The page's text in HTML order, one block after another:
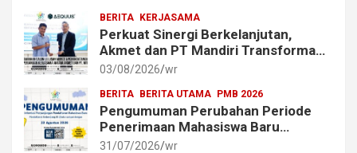
BERITA KERJASAMA
Perkuat Sinergi Berkelanjutan,
Akmet dan PT Mandiri Transforma
Global (MTG) Resmi Perpanjang
03/08/2026 wr
BERITA BERITA UTAMA PMB 2026
Pengumuman Perubahan Periode
Penerimaan Mahasiswa Baru
Akademi Metrologi dan
31/07/2026 wr